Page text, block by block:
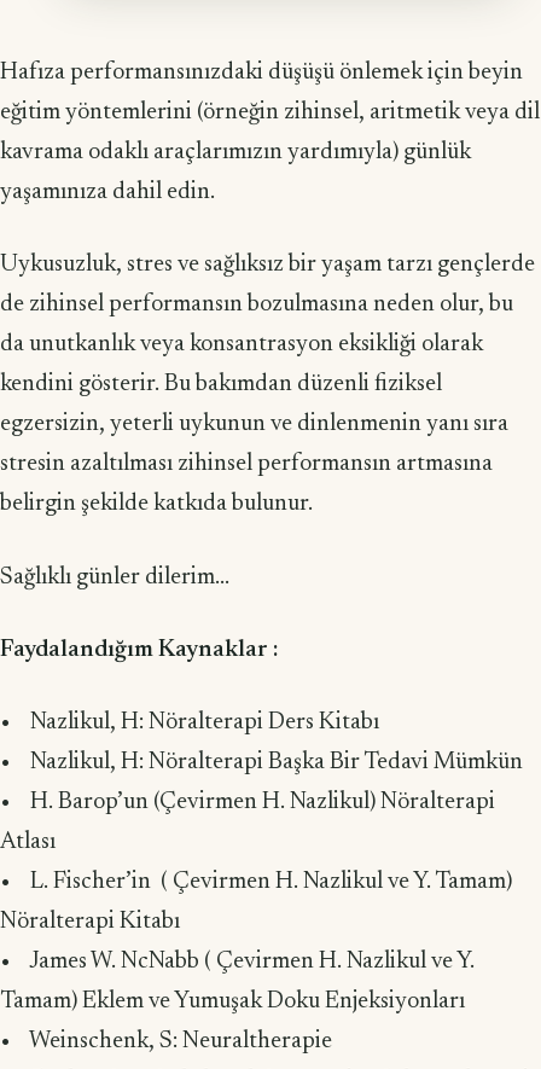
Hafıza performansınızdaki düşüşü önlemek için beyin
eğitim yöntemlerini (örneğin zihinsel, aritmetik veya dil
kavrama odaklı araçlarımızın yardımıyla) günlük
yaşamınıza dahil edin.
Uykusuzluk, stres ve sağlıksız bir yaşam tarzı gençlerde
de zihinsel performansın bozulmasına neden olur, bu
da unutkanlık veya konsantrasyon eksikliği olarak
kendini gösterir. Bu bakımdan düzenli fiziksel
egzersizin, yeterli uykunun ve dinlenmenin yanı sıra
stresin azaltılması zihinsel performansın artmasına
belirgin şekilde katkıda bulunur.
Sağlıklı günler dilerim...
Faydalandığım Kaynaklar :
• Nazlikul, H: Nöralterapi Ders Kitabı
• Nazlikul, H: Nöralterapi Başka Bir Tedavi Mümkün
• H. Barop’un (Çevirmen H. Nazlikul) Nöralterapi
Atlası
• L. Fischer’in ( Çevirmen H. Nazlikul ve Y. Tamam)
Nöralterapi Kitabı
• James W. NcNabb ( Çevirmen H. Nazlikul ve Y.
Tamam) Eklem ve Yumuşak Doku Enjeksiyonları
• Weinschenk, S: Neuraltherapie